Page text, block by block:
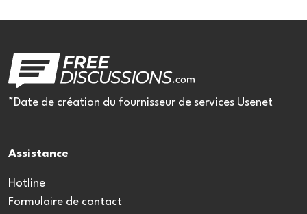
*Date de création du fournisseur de services Usenet
Assistance
Hotline
Formulaire de contact